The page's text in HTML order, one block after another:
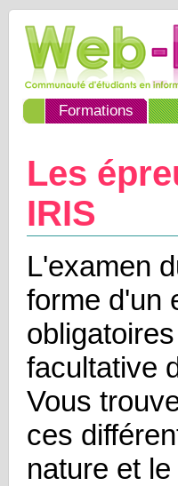
Formations
Les
IRIS
L'examen
forme d'un
facultative
Vous
ces
nature et